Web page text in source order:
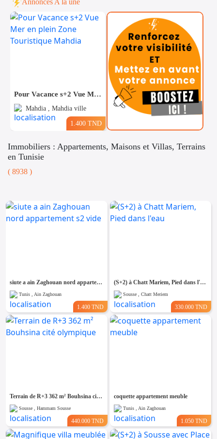
Annonces A la une
Pour Vacance s+2 Vue Mer en plein Zone Touristique Mahdia
Mahdia , Mahdia ville
1.400 TND
Immobiliers : Appartements, Maisons et Villas, Terrains
en Tunisie
( 8938 )
siute a ain Zaghouan nord appartement s2 vide
Tunis , Ain Zaghouan
1.400 TND
(S+2) à Chatt Mariem, Pied dans l'eau
Sousse , Chatt Meriem
330.000 TND
Terrain de R+3 362 m² Bouhsina cité olympique
Sousse , Hammam Sousse
440.000 TND
coquette appartement meuble
Tunis , Ain Zaghouan
1.050 TND